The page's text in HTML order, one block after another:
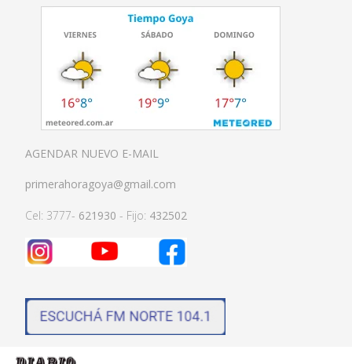
AGENDAR NUEVO E-MAIL
primerahoragoya@gmail.com
Cel: 3777- 621930 - Fijo: 432502